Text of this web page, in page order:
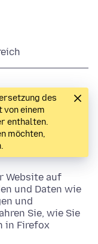
des
von einem
enthalten.
möchten,
Website auf
und Daten wie
und
Sie, wie Sie
in Firefox